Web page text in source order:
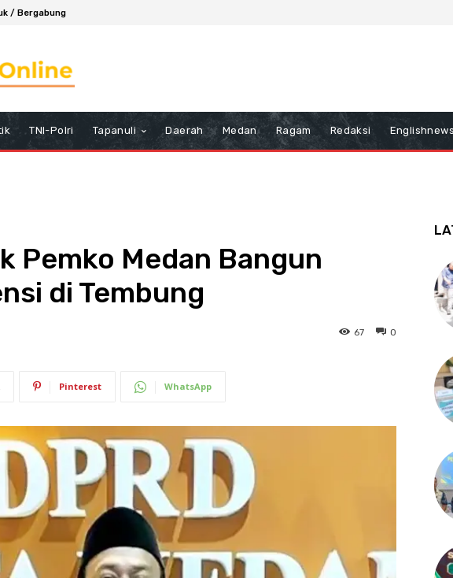
/ Bergabung
TNI-Polri Tapanuli Daerah Medan Ragam Redaksi Englishnews
Pemko Medan Bangun
di Tembung
0
67
Pinterest WhatsApp